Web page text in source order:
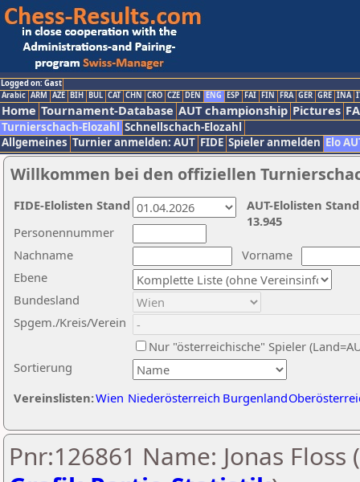
Logged on: Gast
Arabic ARM AZE BIH BUL CAT CHN CRO CZE DEN ENG ESP FAI FIN FRA GER GRE INA
Home Tournament-Database AUT championship Pictures
Turnierschach-Elozahl Schnellschach-Elozahl
Allgemeines Turnier anmelden: AUT FIDE Spieler anmelden Elo
Willkommen bei den offiziellen
Nachname
Vorname
Ebene
Sortierung
Personennummer
Bundesland
Spgem./Kreis/Verein
Nur "österreichische" Spieler
Vereinslisten:Wien Niederösterreich Burgenland
AUT-Elolisten
13.945
FIDE-Elolisten Stand
Pnr:126861 Name: Jonas Floss (